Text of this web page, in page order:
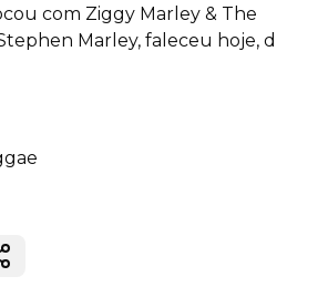
com Ziggy Marley & The
Marley, faleceu hoje, d